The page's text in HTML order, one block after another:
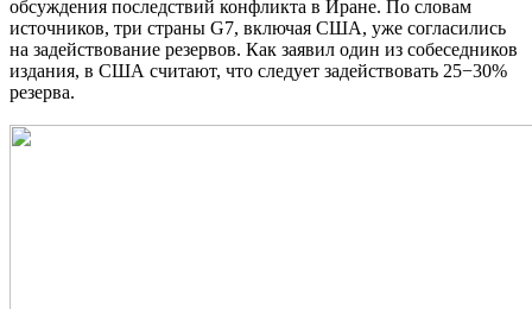
обсуждения последствий конфликта в Иране. По словам
источников, три страны G7, включая США, уже согласились
на задействование резервов. Как заявил один из собеседников
издания, в США считают, что следует задействовать 25−30%
резерва.